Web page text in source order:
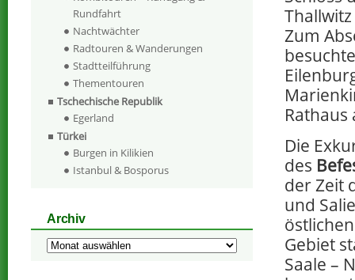
Zum
Die
des
der Zeit
und
Gebiet
Saale –
Rundfahrt
Nachtwächter
Radtouren & Wanderungen
Stadtteilführung
Thementouren
Tschechische Republik
Egerland
Türkei
Burgen in Kilikien
Istanbul & Bosporus
Archiv
Archiv